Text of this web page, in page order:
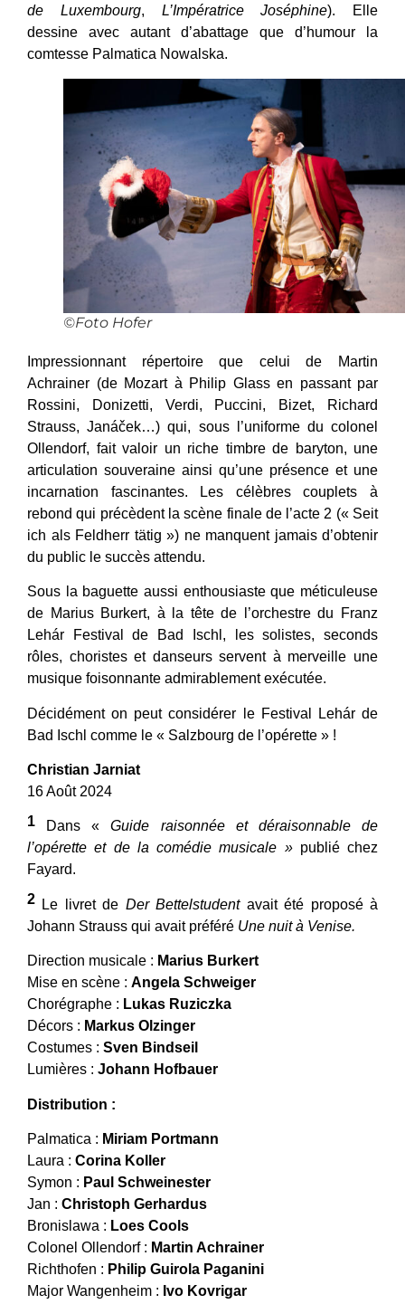
de Luxembourg, L’Impératrice Joséphine). Elle
dessine avec autant d’abattage que d’humour la
comtesse Palmatica Nowalska.
©Foto Hofer
Impressionnant répertoire que celui de Martin
Achrainer (de Mozart à Philip Glass en passant par
Rossini, Donizetti, Verdi, Puccini, Bizet, Richard
Strauss, Janáček…) qui, sous l’uniforme du colonel
Ollendorf, fait valoir un riche timbre de baryton, une
articulation souveraine ainsi qu’une présence et une
incarnation fascinantes. Les célèbres couplets à
rebond qui précèdent la scène finale de l’acte 2 (« Seit
ich als Feldherr tätig ») ne manquent jamais d’obtenir
du public le succès attendu.
Sous la baguette aussi enthousiaste que méticuleuse
de Marius Burkert, à la tête de l’orchestre du Franz
Lehár Festival de Bad Ischl, les solistes, seconds
rôles, choristes et danseurs servent à merveille une
musique foisonnante admirablement exécutée.
Décidément on peut considérer le Festival Lehár de
Bad Ischl comme le « Salzbourg de l’opérette » !
Christian Jarniat
16 Août 2024
1
Dans «Guide raisonnée et déraisonnable de
l’opérette et de la comédie musicale »publié chez
Fayard.
2 Le livret de Der Bettelstudentavait été proposé à
Johann Strauss qui avait préféré Une nuit à Venise.
Direction musicale : Marius Burkert
Mise en scène : Angela Schweiger
Chorégraphe : Lukas Ruziczka
Décors : Markus Olzinger
Costumes : Sven Bindseil
Lumières : Johann Hofbauer
Distribution :
Palmatica : Miriam Portmann
Laura : Corina Koller
Symon : Paul Schweinester
Jan : Christoph Gerhardus
Bronislawa : Loes Cools
Colonel Ollendorf : Martin Achrainer
Richthofen : Philip Guirola Paganini
Major Wangenheim : Ivo Kovrigar